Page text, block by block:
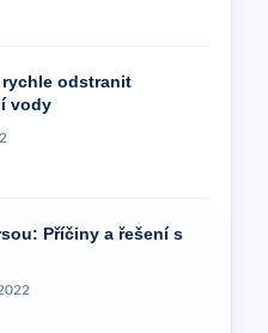
odstranit
vody
Příčiny a řešení s